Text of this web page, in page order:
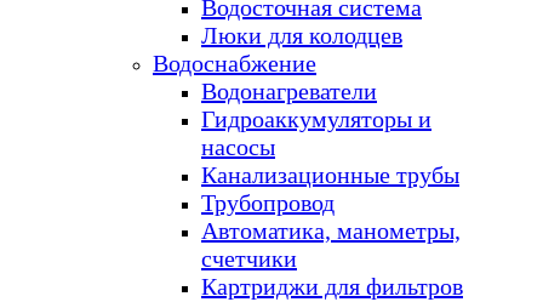
Водосточная система
Люки для колодцев
Водоснабжение
Водонагреватели
Гидроаккумуляторы и
насосы
Канализационные трубы
Трубопровод
Автоматика, манометры,
счетчики
Картриджи для фильтров